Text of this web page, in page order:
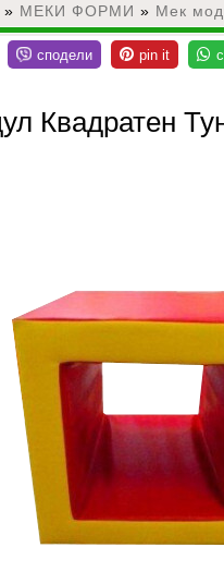
» МЕКИ ФОРМИ » Мек
Квадратен